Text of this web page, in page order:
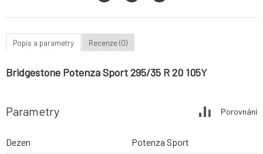
Popis a parametry Recenze (0)
Bridgestone Potenza Sport 295/35 R 20 105Y
Parametry Porovnání
Dezen
Potenza Sport